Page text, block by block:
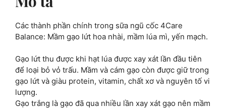
Các thành phần chính trong sữa ngũ cốc 4Care
Balance: Mầm gạo lứt hoa nhài, mầm lúa mì, yến mạch.
Gạo lứt thu được khi hạt lúa được xay xát lần đầu tiên
để loại bỏ vỏ trấu. Mầm và cám gạo còn được giữ trong
gạo lứt và giàu protein, vitamin, chất xơ và nguyên tố vi
lượng.
Gạo trắng là gạo đã qua nhiều lần xay xát gạo nên mầm